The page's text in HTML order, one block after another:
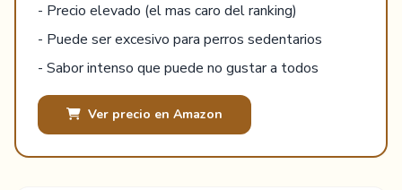
- Precio elevado (el mas caro del ranking)
- Puede ser excesivo para perros sedentarios
- Sabor intenso que puede no gustar a todos
Ver precio en Amazon